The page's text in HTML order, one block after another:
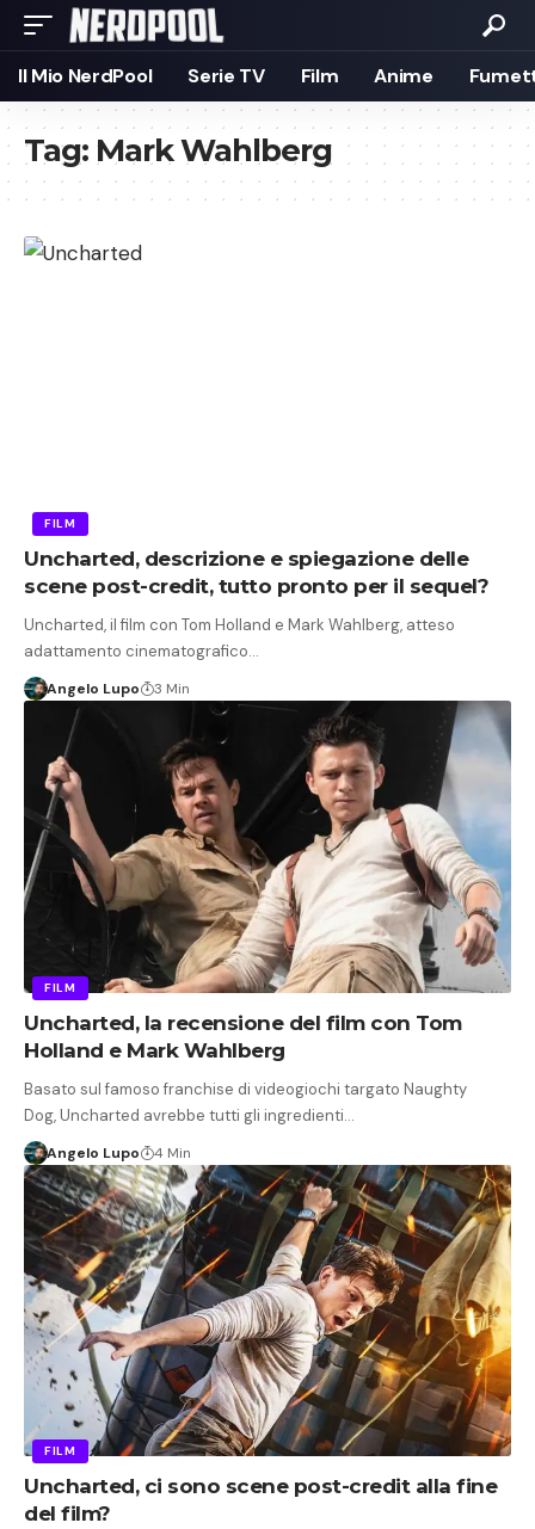
Il Mio NerdPool Serie TV Film Anime
Tag: Mark Wahlberg
FILM
Uncharted, descrizione e spiegazione delle
scene post-credit, tutto pronto per il sequel?
Uncharted, il film con Tom Holland e Mark Wahlberg, atteso
adattamento cinematografico…
Angelo Lupo 3 Min
FILM
Uncharted, la recensione del film con Tom
Holland e Mark Wahlberg
Basato sul famoso franchise di videogiochi targato Naughty
Dog, Uncharted avrebbe tutti gli ingredienti…
Angelo Lupo 4 Min
FILM
Uncharted, ci sono scene post-credit alla fine
del film?